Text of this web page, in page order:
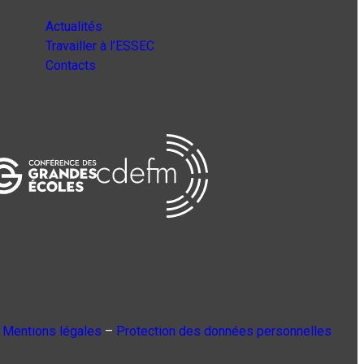
Actualités
Travailler à l’ESSEC
Contacts
Mentions légales – Protection des données personnelles